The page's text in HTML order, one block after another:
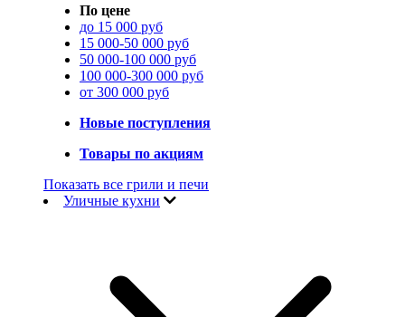
По цене
до 15 000 руб
15 000-50 000 руб
50 000-100 000 руб
100 000-300 000 руб
от 300 000 руб
Новые поступления
Товары по акциям
Показать все грили и печи
Уличные кухни